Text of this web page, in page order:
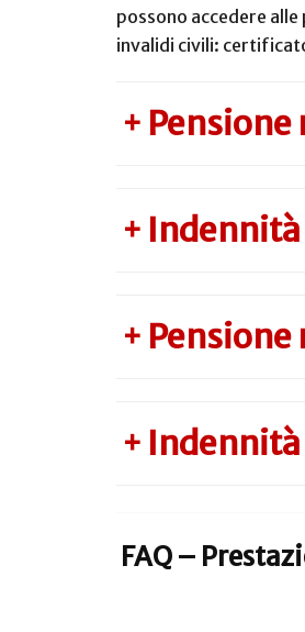
possono accedere
invalidi civili:
+
+
+
+ Indennità
FAQ –